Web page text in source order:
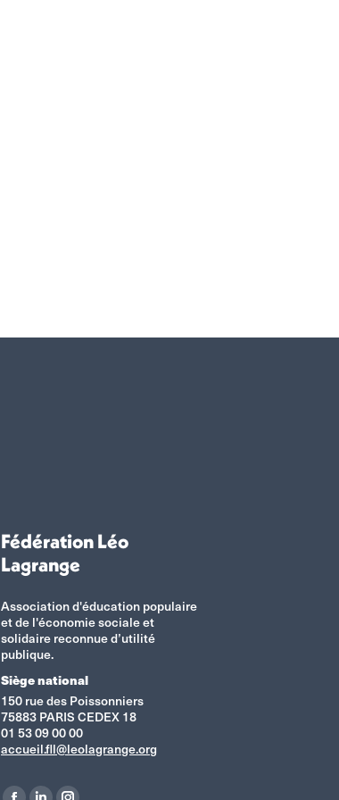
Fédération Léo
Lagrange
Association d'éducation populaire
et de l'économie sociale et
solidaire reconnue d’utilité
publique.
Siège national
150 rue des Poissonniers
75883 PARIS CEDEX 18
01 53 09 00 00
accueil.fll@leolagrange.org
Retrouvez-nous sur :